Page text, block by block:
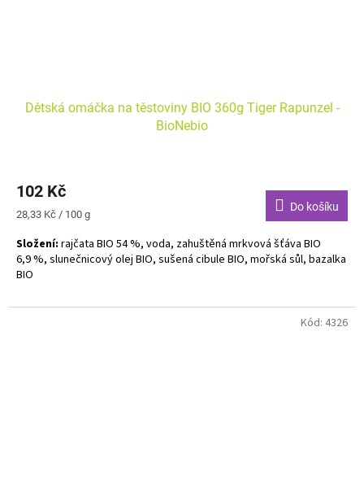
Dětská omáčka na těstoviny BIO 360g Tiger Rapunzel -
BioNebio
102 Kč
Měrná
28,33 Kč / 100 g
Do košíku
Složení: rajčata BIO 54 %, voda, zahuštěná mrkvová šťáva BIO
6,9 %, slunečnicový olej BIO, sušená cibule BIO, mořská sůl, bazalka
BIO
Bez alergenů. Vhodné pro vegany.
Kód: 4326